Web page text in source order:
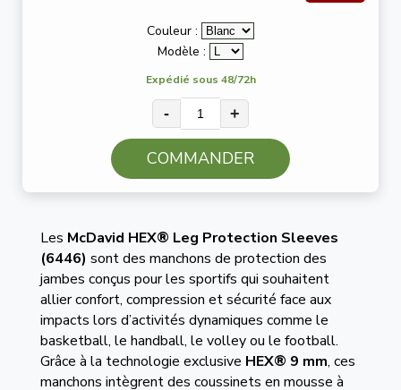
Couleur :
Modèle :
Expédié sous 48/72h
- +
COMMANDER
Les McDavid HEX® Leg Protection Sleeves
(6446) sont des manchons de protection des
jambes conçus pour les sportifs qui souhaitent
allier confort, compression et sécurité face aux
impacts lors d’activités dynamiques comme le
basketball, le handball, le volley ou le football.
Grâce à la technologie exclusive HEX® 9 mm, ces
manchons intègrent des coussinets en mousse à